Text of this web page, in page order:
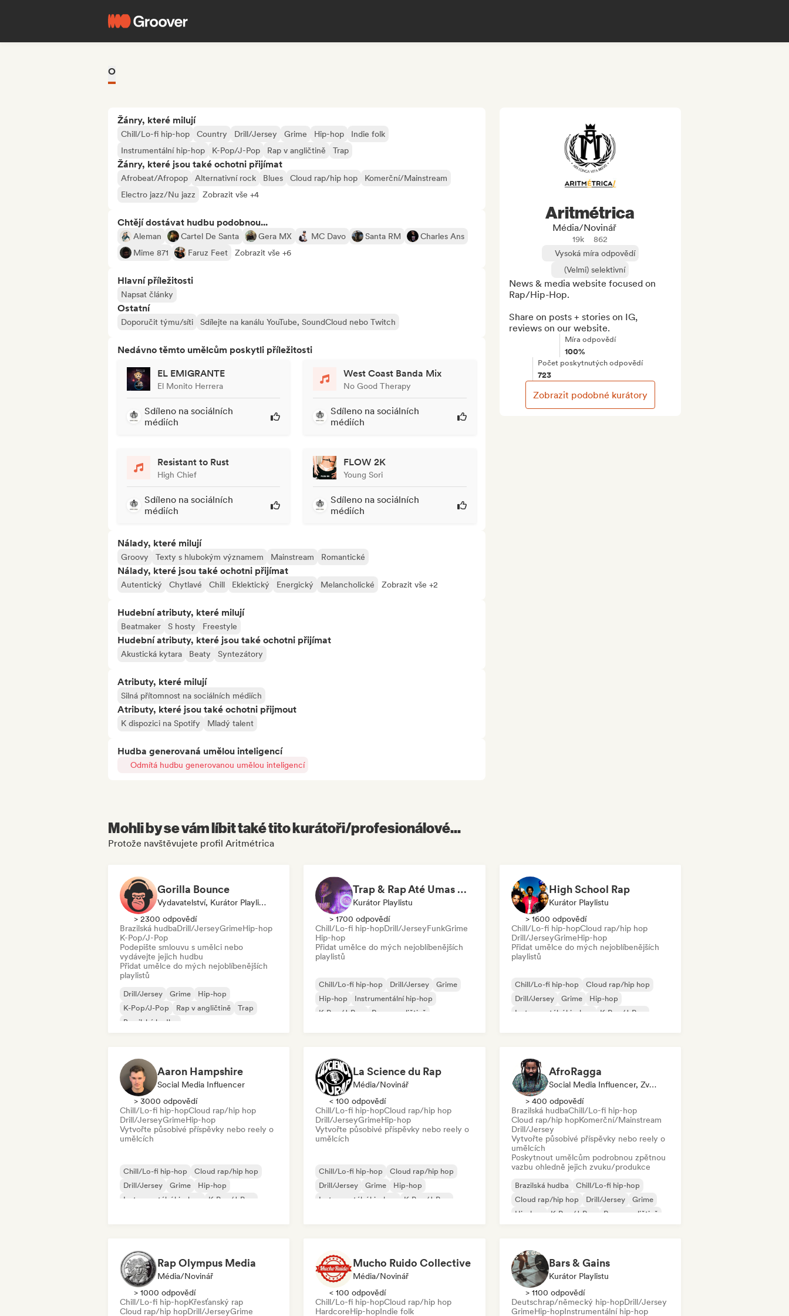
O
Žánry, které milují
Chill/Lo-fi hip-hop Country Drill/Jersey Grime Hip-hop
Indie folk
Instrumentální hip-hop
K-Pop/J-Pop Rap v angličtině Trap
Žánry, které jsou také ochotni přijímat
Afrobeat/Afropop Alternativní rock Blues Cloud rap/hip hop
Komerční/Mainstream
Electro jazz/Nu jazz
Zobrazit vše +4
Chtějí dostávat hudbu podobnou...
Aleman Cartel De Santa Gera MX MC Davo Santa RM
Charles Ans
Mime 871
Faruz Feet Zobrazit vše +6
Hlavní příležitosti
Napsat články
Ostatní
Doporučit týmu/síti Sdílejte na kanálu YouTube, SoundCloud nebo Twitch
Nedávno těmto umělcům poskytli příležitosti
EL EMIGRANTE
El Monito Herrera
Sdíleno na sociálních
médiích
West Coast Banda Mix
No Good Therapy
Sdíleno na sociálních
médiích
Resistant to Rust
High Chief
Sdíleno na sociálních
médiích
FLOW 2K
Young Sori
Sdíleno na sociálních
médiích
Nálady, které milují
Groovy Texty s hlubokým významem Mainstream Romantické
Nálady, které jsou také ochotni přijímat
Autentický Chytlavé Chill Eklektický Energický Melancholické Zobrazit vše +2
Hudební atributy, které milují
Beatmaker S hosty Freestyle
Hudební atributy, které jsou také ochotni přijímat
Akustická kytara Beaty Syntezátory
Atributy, které milují
Silná přítomnost na sociálních médiích
Atributy, které jsou také ochotni přijmout
K dispozici na Spotify Mladý talent
Hudba generovaná umělou inteligencí
Odmítá hudbu generovanou umělou inteligencí
Aritmétrica
Média/novinář
19k
862
Vysoká míra odpovědí
(Velmi) selektivní
News & media website focused on
Rap/Hip-Hop.
Share on posts + stories on IG,
reviews on our website.
Míra odpovědí
100%
Počet poskytnutých odpovědí
723
Zobrazit podobné kurátory
Mohli by se vám líbit také tito kurátoři/profesionálové...
Protože navštěvujete profil Aritmétrica
Gorilla Bounce
Vydavatelství, Kurátor Playlistu
> 2300 odpovědí
Brazilská hudbaDrill/JerseyGrimeHip-hop
K-Pop/J-Pop
Podepište smlouvu s umělci nebo
vydávejte jejich hudbu
Přidat umělce do mých nejoblíbenějších
playlistů
Drill/Jersey Grime
Hip-hop
K-Pop/J-Pop
Rap v angličtině
Trap
Brazilská hudba
Trap & Rap Até Umas Hora
Kurátor Playlistu
> 1700 odpovědí
Chill/Lo-fi hip-hopDrill/JerseyFunkGrime
Hip-hop
Přidat umělce do mých nejoblíbenějších
playlistů
Chill/Lo-fi hip-hop Drill/Jersey
Grime
Hip-hop
Instrumentální hip-hop
K-Pop/J-Pop
Rap v angličtině
High School Rap
Kurátor Playlistu
> 1600 odpovědí
Chill/Lo-fi hip-hopCloud rap/hip hop
Drill/JerseyGrimeHip-hop
Přidat umělce do mých nejoblíbenějších
playlistů
Chill/Lo-fi hip-hop
Cloud rap/hip hop
Drill/Jersey
Grime
Hip-hop
Instrumentální hip-hop
K-Pop/J-Pop
Aaron Hampshire
Social Media Influencer
> 3000 odpovědí
Chill/Lo-fi hip-hopCloud rap/hip hop
Drill/JerseyGrimeHip-hop
Vytvořte působivé příspěvky nebo reely o
umělcích
Chill/Lo-fi hip-hop
Cloud rap/hip hop
Drill/Jersey
Grime
Hip-hop
Instrumentální hip-hop
K-Pop/J-Pop
La Science du Rap
Média/novinář
< 100 odpovědí
Chill/Lo-fi hip-hopCloud rap/hip hop
Drill/JerseyGrimeHip-hop
Vytvořte působivé příspěvky nebo reely o
umělcích
Chill/Lo-fi hip-hop
Cloud rap/hip hop
Drill/Jersey
Grime
Hip-hop
Instrumentální hip-hop
K-Pop/J-Pop
AfroRagga
Social Media Influencer, Zvukový Expert
> 400 odpovědí
Brazilská hudbaChill/Lo-fi hip-hop
Cloud rap/hip hopKomerční/Mainstream
Drill/Jersey
Vytvořte působivé příspěvky nebo reely o
umělcích
Poskytnout umělcům podrobnou zpětnou
vazbu ohledně jejich zvuku/produkce
Brazilská hudba
Chill/Lo-fi hip-hop
Cloud rap/hip hop
Drill/Jersey
Grime
Hip-hop
K-Pop/J-Pop Rap v angličtině
Rap Olympus Media
Média/novinář
> 1000 odpovědí
Chill/Lo-fi hip-hopKřesťanský rap
Cloud rap/hip hopDrill/JerseyGrime
Mucho Ruido Collective
Média/novinář
< 100 odpovědí
Chill/Lo-fi hip-hopCloud rap/hip hop
HardcoreHip-hopIndie folk
Bars & Gains
Kurátor Playlistu
> 1100 odpovědí
Deutschrap/německý hip-hopDrill/Jersey
GrimeHip-hopInstrumentální hip-hop